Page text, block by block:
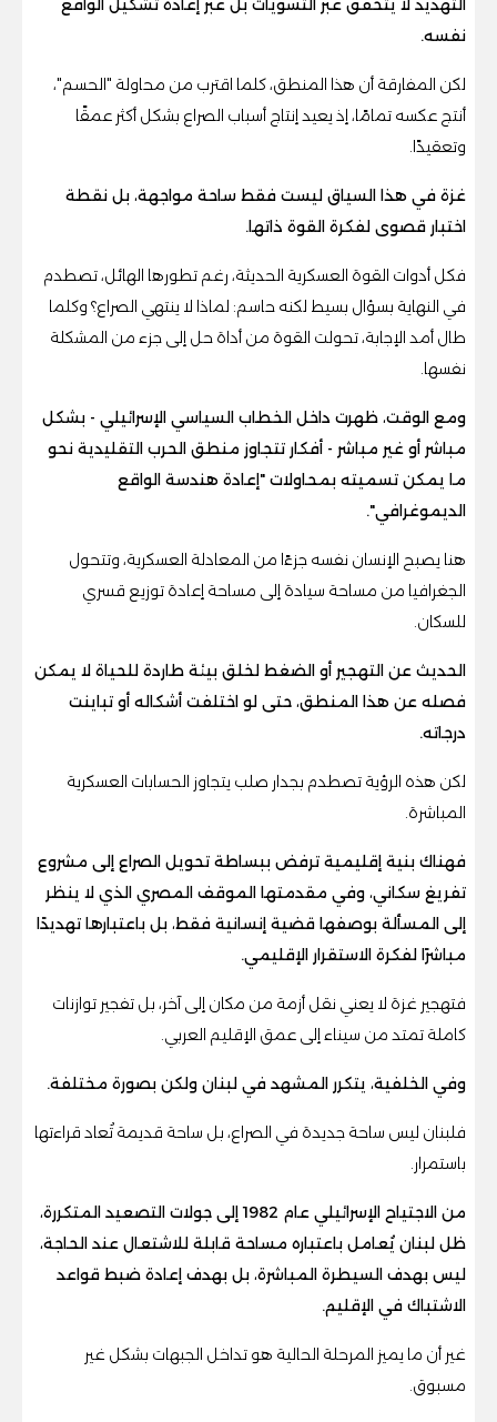
نفسه.
لكن المفارقة أن هذا المنطق، كلما اقترب من محاولة "الحسم"،
أنتج عكسه تمامًا، إذ يعيد إنتاج أسباب الصراع بشكل أكثر عمقًا
وتعقيدًا.
غزة في هذا السياق ليست فقط ساحة مواجهة، بل نقطة
اختبار قصوى لفكرة القوة ذاتها.
فكل أدوات القوة العسكرية الحديثة، رغم تطورها الهائل، تصطدم
في النهاية بسؤال بسيط لكنه حاسم: لماذا لا ينتهي الصراع؟ وكلما
طال أمد الإجابة، تحولت القوة من أداة حل إلى جزء من المشكلة
نفسها.
ومع الوقت، ظهرت داخل الخطاب السياسي الإسرائيلي - بشكل
مباشر أو غير مباشر - أفكار تتجاوز منطق الحرب التقليدية نحو
ما يمكن تسميته بمحاولات "إعادة هندسة الواقع
الديموغرافي".
هنا يصبح الإنسان نفسه جزءًا من المعادلة العسكرية، وتتحول
الجغرافيا من مساحة سيادة إلى مساحة إعادة توزيع قسري
للسكان.
الحديث عن التهجير أو الضغط لخلق بيئة طاردة للحياة لا يمكن
فصله عن هذا المنطق، حتى لو اختلفت أشكاله أو تباينت
درجاته.
لكن هذه الرؤية تصطدم بجدار صلب يتجاوز الحسابات العسكرية
المباشرة.
فهناك بنية إقليمية ترفض ببساطة تحويل الصراع إلى مشروع
تفريغ سكاني، وفي مقدمتها الموقف المصري الذي لا ينظر
إلى المسألة بوصفها قضية إنسانية فقط، بل باعتبارها تهديدًا
مباشرًا لفكرة الاستقرار الإقليمي.
فتهجير غزة لا يعني نقل أزمة من مكان إلى آخر، بل تفجير توازنات
كاملة تمتد من سيناء إلى عمق الإقليم العربي.
وفي الخلفية، يتكرر المشهد في لبنان ولكن بصورة مختلفة.
فلبنان ليس ساحة جديدة في الصراع، بل ساحة قديمة تُعاد قراءتها
باستمرار.
من الاجتياح الإسرائيلي عام 1982 إلى جولات التصعيد المتكررة،
ظل لبنان يُعامل باعتباره مساحة قابلة للاشتعال عند الحاجة،
ليس بهدف السيطرة المباشرة، بل بهدف إعادة ضبط قواعد
الاشتباك في الإقليم.
غير أن ما يميز المرحلة الحالية هو تداخل الجبهات بشكل غير
مسبوق.